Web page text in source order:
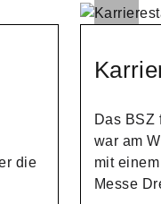
die
Das BSZ
war am
mit
Messe